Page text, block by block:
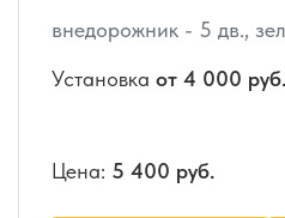
внедорожник - 5 дв.,
Установка от 4 000 руб.
Цена: 5 400 руб.